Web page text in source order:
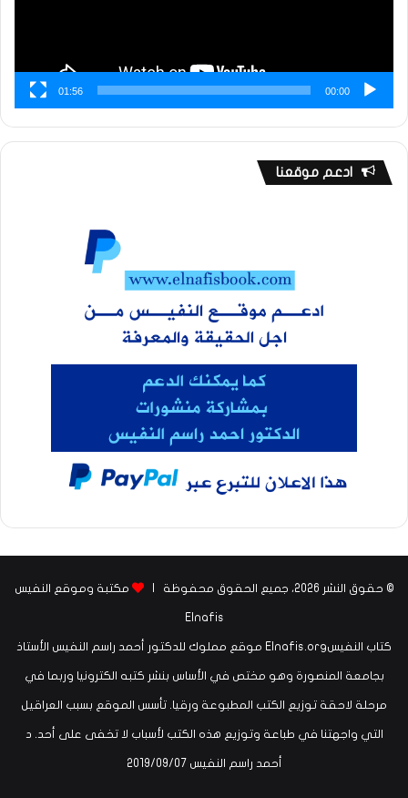
00:00
01:56
ادعم موقعنا
© حقوق النشر 2026، جميع الحقوق محفوظة | مكتبة وموقع النفيس
Elnafis
كتاب النفيسElnafis.org موقع مملوك للدكتور أحمد راسم النفيس الأستاذ
بجامعة المنصورة وهو مختص في الأساس بنشر كتبه الكترونيا وربما في
مرحلة لاحقة توزيع الكتب المطبوعة ورقيا. تأسس الموقع بسبب العراقيل
التي واجهتنا في طباعة وتوزيع هذه الكتب لأسباب لا تخفى على أحد. د
أحمد راسم النفيس ‏07‏/09‏/2019